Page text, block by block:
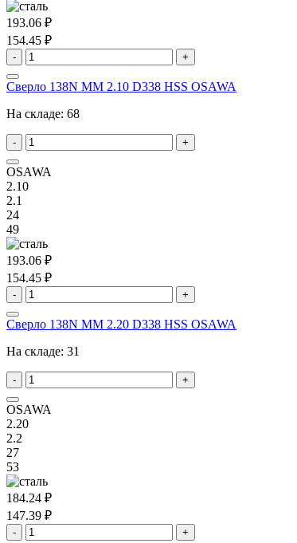
193.06 ₽
154.45 ₽
- +
Сверло 138N MM 2.10 D338 HSS OSAWA
На складе: 68
- +
OSAWA
2.10
2.1
24
49
193.06 ₽
154.45 ₽
- +
Сверло 138N MM 2.20 D338 HSS OSAWA
На складе: 31
- +
OSAWA
2.20
2.2
27
53
184.24 ₽
147.39 ₽
- +